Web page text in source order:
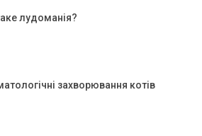
лудоманія?
захворювання котів